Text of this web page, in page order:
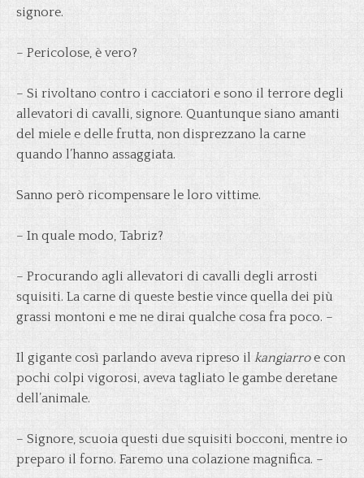
signore.
– Pericolose, è vero?
– Si rivoltano contro i cacciatori e sono il terrore degli
allevatori di cavalli, signore. Quantunque siano amanti
del miele e delle frutta, non disprezzano la carne
quando l’hanno assaggiata.
Sanno però ricompensare le loro vittime.
– In quale modo, Tabriz?
– Procurando agli allevatori di cavalli degli arrosti
squisiti. La carne di queste bestie vince quella dei più
grassi montoni e me ne dirai qualche cosa fra poco. –
Il gigante così parlando aveva ripreso il kangiarroe con
pochi colpi vigorosi, aveva tagliato le gambe deretane
dell’animale.
– Signore, scuoia questi due squisiti bocconi, mentre io
preparo il forno. Faremo una colazione magnifica. –